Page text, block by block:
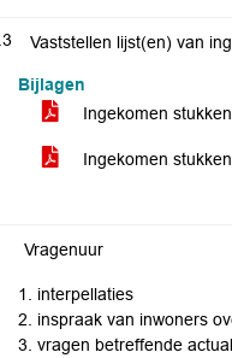
Vaststellen lijst(en) van
Bijlagen
Ingekomen
Ingekomen
Vragenuur
1. interpellaties
2. inspraak van inwoners
3. vragen betreffende